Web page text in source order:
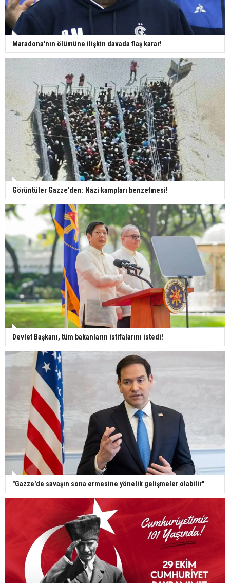
Maradona'nın ölümüne ilişkin davada flaş karar!
Görüntüler Gazze'den: Nazi kampları benzetmesi!
Devlet Başkanı, tüm bakanların istifalarını istedi!
"Gazze'de savaşın sona ermesine yönelik gelişmeler olabilir"